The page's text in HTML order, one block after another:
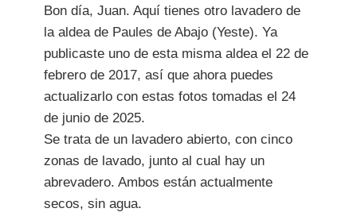
Bon día, Juan. Aquí tienes otro lavadero de
la aldea de Paules de Abajo (Yeste). Ya
publicaste uno de esta misma aldea el 22 de
febrero de 2017, así que ahora puedes
actualizarlo con estas fotos tomadas el 24
de junio de 2025.
Se trata de un lavadero abierto, con cinco
zonas de lavado, junto al cual hay un
abrevadero. Ambos están actualmente
secos, sin agua.